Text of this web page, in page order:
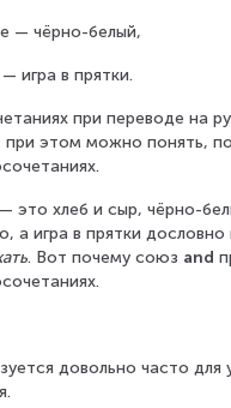
— чёрно-белый,
— игра в прятки.
при переводе на
при этом можно понять,
это хлеб и сыр, чёрно-
а игра в прятки
. Вот почему союз and
довольно часто для